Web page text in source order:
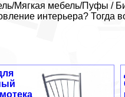
Мягкая мебель/Пуфы /
интерьера?